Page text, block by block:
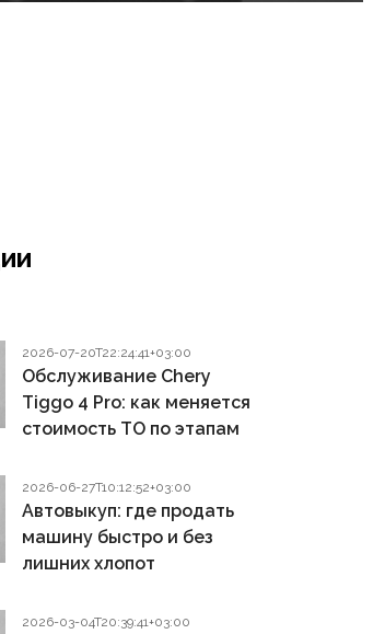
2026-07-20T22:24:41+03:00
Обслуживание Chery
Tiggo 4 Pro: как меняется
стоимость ТО по этапам
2026-06-27T10:12:52+03:00
Автовыкуп: где продать
машину быстро и без
лишних хлопот
2026-03-04T20:39:41+03:00